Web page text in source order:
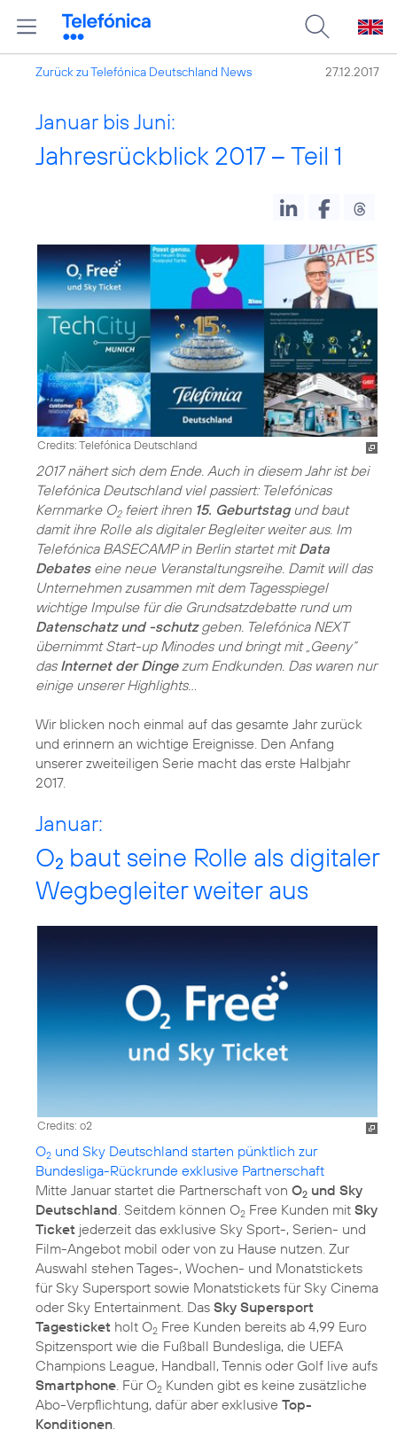
Zurück zu Telefónica Deutschland News 27.12.2017
Januar bis Juni:
Jahresrückblick 2017 – Teil 1
Credits: Telefónica Deutschland
2017 nähert sich dem Ende. Auch in diesem Jahr ist bei
Telefónica Deutschland viel passiert: Telefónicas
Kernmarke O2feiert ihren 15. Geburtstagund baut
damit ihre Rolle als digitaler Begleiter weiter aus. Im
Telefónica BASECAMP in Berlin startet mitData
Debateseine neue Veranstaltungsreihe. Damit will das
Unternehmen zusammen mit dem Tagesspiegel
wichtige Impulse für die Grundsatzdebatte rund um
Datenschatz und -schutzgeben. Telefónica NEXT
übernimmt Start-up Minodes und bringt mit „Geeny“
das Internet der Dingezum Endkunden. Das waren nur
einige unserer Highlights…
Wir blicken noch einmal auf das gesamte Jahr zurück
und erinnern an wichtige Ereignisse. Den Anfang
unserer zweiteiligen Serie macht das erste Halbjahr
2017.
Januar:
O2 baut seine Rolle als digitaler
Wegbegleiter weiter aus
Credits: o2
O2 und Sky Deutschland starten pünktlich zur
Bundesliga-Rückrunde exklusive Partnerschaft
Mitte Januar startet die Partnerschaft von O2 und Sky
Deutschland. Seitdem können O2 Free Kunden mit Sky
Ticket jederzeit das exklusive Sky Sport-, Serien- und
Film-Angebot mobil oder von zu Hause nutzen. Zur
Auswahl stehen Tages-, Wochen- und Monatstickets
für Sky Supersport sowie Monatstickets für Sky Cinema
oder Sky Entertainment. Das Sky Supersport
Tagesticket holt O2 Free Kunden bereits ab 4,99 Euro
Spitzensport wie die Fußball Bundesliga, die UEFA
Champions League, Handball, Tennis oder Golf live aufs
Smartphone. Für O2 Kunden gibt es keine zusätzliche
Abo-Verpflichtung, dafür aber exklusive Top-
Konditionen.